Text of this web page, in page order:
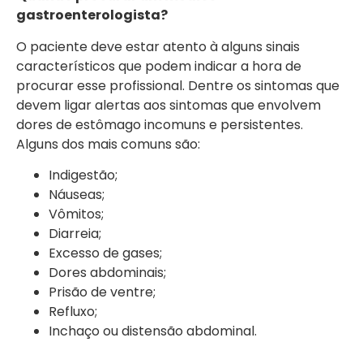
gastroenterologista?
O paciente deve estar atento à alguns sinais
característicos que podem indicar a hora de
procurar esse profissional. Dentre os sintomas que
devem ligar alertas aos sintomas que envolvem
dores de estômago incomuns e persistentes.
Alguns dos mais comuns são:
Indigestão;
Náuseas;
Vômitos;
Diarreia;
Excesso de gases;
Dores abdominais;
Prisão de ventre;
Refluxo;
Inchaço ou distensão abdominal.